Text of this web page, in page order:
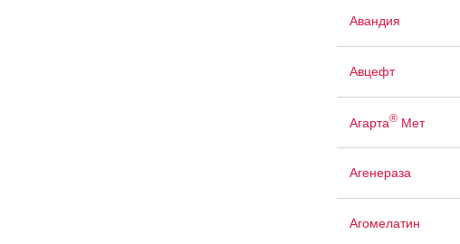
Авандия
Авцефт
Агарта®Мет
Агенераза
Агомелатин